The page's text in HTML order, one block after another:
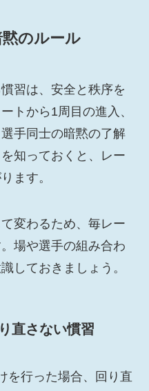
のルール
習は、安全と秩序を
トから1周目の進入、
手同士の暗黙の了解
知っておくと、レー
ます。
変わるため、毎レー
場や選手の組み合わ
しておきましょう。
直さない慣習
を行った場合、回り直